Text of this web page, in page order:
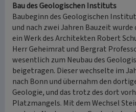
Bau des Geologischen Instituts
Baubeginn des Geologischen
und nach zwei Jahren Bauzeit wurde
ein Werk des Architekten Robert
Herr Geheimrat und Bergrat
wesentlich zum Neubau des
beigetragen. Dieser wechselte im
nach Bonn und übernahm den
Geologie, und das trotz des dort
Platzmangels. Mit dem Wechsel